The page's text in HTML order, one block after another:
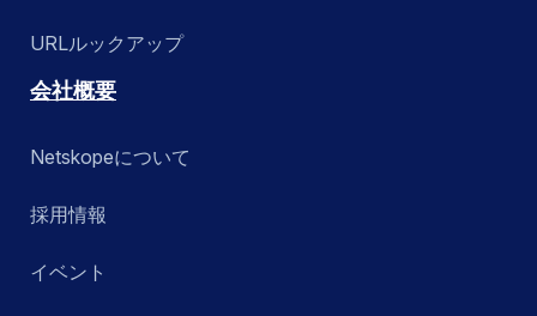
URLルックアップ
会社概要
Netskopeについて
採用情報
イベント